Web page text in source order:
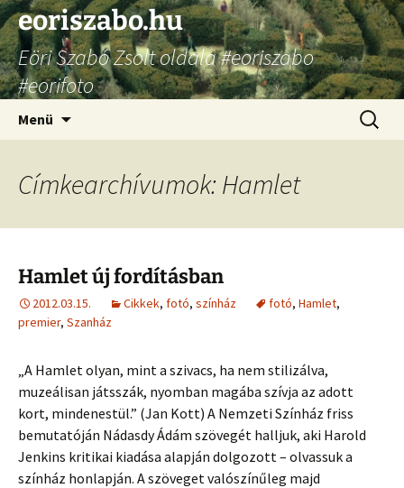
Ugrás
a
tartalomhoz
eoriszabo.hu
Eöri Szabó Zsolt oldala #eoriszabo
#eorifoto
Menü
Címkearchívumok: Hamlet
Hamlet új fordításban
2012.03.15. Cikkek, fotó, színház fotó, Hamlet,
premier, Szanház
„A Hamlet olyan, mint a szivacs, ha nem stilizálva,
muzeálisan játsszák, nyomban magába szívja az adott
kort, mindenestül.” (Jan Kott) A Nemzeti Színház friss
bemutatóján Nádasdy Ádám szövegét halljuk, aki Harold
Jenkins kritikai kiadása alapján dolgozott – olvassuk a
színház honlapján. A szöveget valószínűleg majd